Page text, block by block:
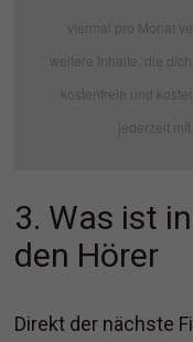
viermal pro Monat
weitere Inhalte, die
kostenfreie und
jederzeit
3. Was ist
den Hörer
Direkt der nächste